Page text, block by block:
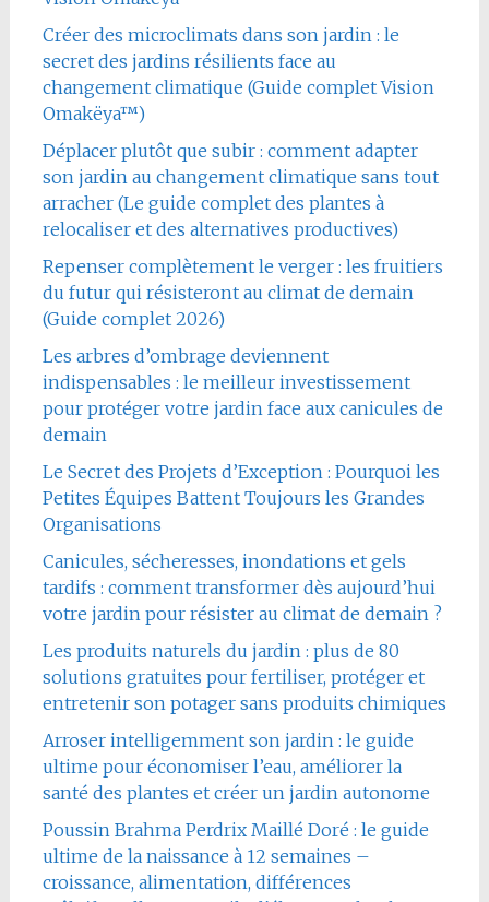
Créer des microclimats dans son jardin : le
secret des jardins résilients face au
changement climatique (Guide complet Vision
Omakëya™)
Déplacer plutôt que subir : comment adapter
son jardin au changement climatique sans tout
arracher (Le guide complet des plantes à
relocaliser et des alternatives productives)
Repenser complètement le verger : les fruitiers
du futur qui résisteront au climat de demain
(Guide complet 2026)
Les arbres d’ombrage deviennent
indispensables : le meilleur investissement
pour protéger votre jardin face aux canicules de
demain
Le Secret des Projets d’Exception : Pourquoi les
Petites Équipes Battent Toujours les Grandes
Organisations
Canicules, sécheresses, inondations et gels
tardifs : comment transformer dès aujourd’hui
votre jardin pour résister au climat de demain ?
Les produits naturels du jardin : plus de 80
solutions gratuites pour fertiliser, protéger et
entretenir son potager sans produits chimiques
Arroser intelligemment son jardin : le guide
ultime pour économiser l’eau, améliorer la
santé des plantes et créer un jardin autonome
Poussin Brahma Perdrix Maillé Doré : le guide
ultime de la naissance à 12 semaines –
croissance, alimentation, différences